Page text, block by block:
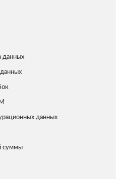
данных
данных
суммы